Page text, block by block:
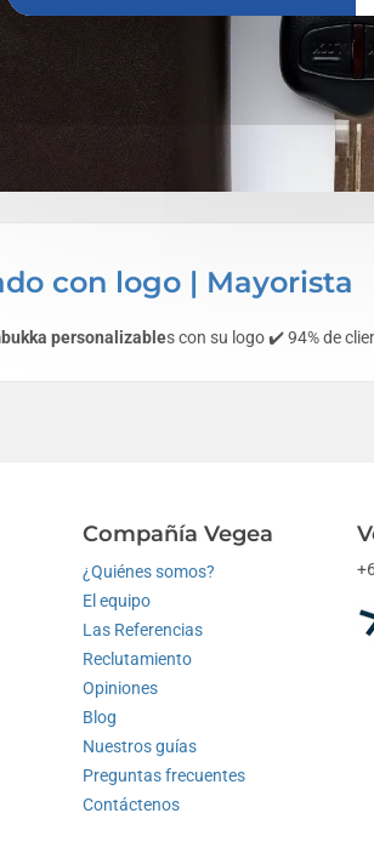
con logo | Mayorista
personalizables con su logo ✔️ 94% de
Compañía Vegea
¿Quiénes somos?
El equipo
Las Referencias
Reclutamiento
Opiniones
Blog
Nuestros guías
Preguntas frecuentes
Contáctenos